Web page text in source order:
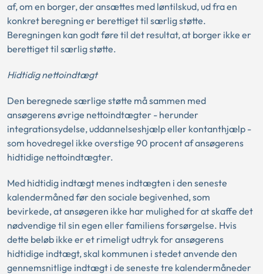
af, om en borger, der ansættes med løntilskud, ud fra en
konkret beregning er berettiget til særlig støtte.
Beregningen kan godt føre til det resultat, at borger ikke er
berettiget til særlig støtte.
Hidtidig nettoindtægt
Den beregnede særlige støtte må sammen med
ansøgerens øvrige nettoindtægter - herunder
integrationsydelse, uddannelseshjælp eller kontanthjælp -
som hovedregel ikke overstige 90 procent af ansøgerens
hidtidige nettoindtægter.
Med hidtidig indtægt menes indtægten i den seneste
kalendermåned før den sociale begivenhed, som
bevirkede, at ansøgeren ikke har mulighed for at skaffe det
nødvendige til sin egen eller familiens forsørgelse. Hvis
dette beløb ikke er et rimeligt udtryk for ansøgerens
hidtidige indtægt, skal kommunen i stedet anvende den
gennemsnitlige indtægt i de seneste tre kalendermåneder